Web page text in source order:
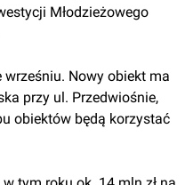
Młodzieżowego
przy ul. Przedwiośnie,
obiektów będą korzystać